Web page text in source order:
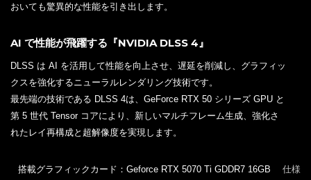
おいても驚異的な性能を引き出します。
AI で性能が飛躍する『NVIDIA DLSS 4』
DLSS は AI を活用して性能を向上させ、遅延を削減し、グラフィッ
クスを強化するニューラルレンダリング技術です。
最先端の技術である DLSS 4は、GeForce RTX 50 シリーズ GPU と
第 5 世代 Tensor コアにより、新しいマルチフレーム生成、強化さ
れたレイ再構成と超解像度を実現します。
搭載グラフィックカード：Geforce RTX 5070 Ti GDDR7 16GB 仕様